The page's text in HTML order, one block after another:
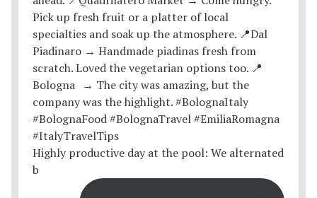
Highly productive day at the pool: We alternated
b